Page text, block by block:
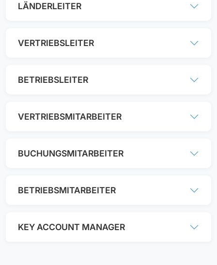
LÄNDERLEITER
VERTRIEBSLEITER
BETRIEBSLEITER
VERTRIEBSMITARBEITER
BUCHUNGSMITARBEITER
BETRIEBSMITARBEITER
KEY ACCOUNT MANAGER